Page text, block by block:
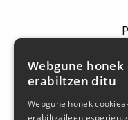
Webgune honek
erabiltzen ditu
Webgune honek
erabiltzaileen